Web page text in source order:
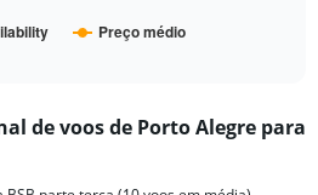
Preço médio
de voos de Porto Alegre para